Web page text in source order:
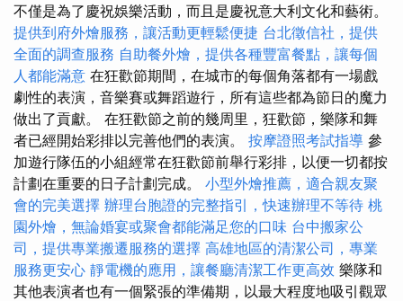
不僅是為了慶祝娛樂活動，而且是慶祝意大利文化和藝術。
提供到府外燴服務，讓活動更輕鬆便捷 台北徵信社，提供
全面的調查服務 自助餐外燴，提供各種豐富餐點，讓每個
人都能滿意 在狂歡節期間，在城市的每個角落都有一場戲
劇性的表演，音樂賽或舞蹈遊行，所有這些都為節日的魔力
做出了貢獻。 在狂歡節之前的幾周里，狂歡節，樂隊和舞
者已經開始彩排以完善他們的表演。 按摩證照考試指導 參
加遊行隊伍的小組經常在狂歡節前舉行彩排，以便一切都按
計劃在重要的日子計劃完成。 小型外燴推薦，適合親友聚
會的完美選擇 辦理台胞證的完整指引，快速辦理不等待 桃
園外燴，無論婚宴或聚會都能滿足您的口味 台中搬家公
司，提供專業搬遷服務的選擇 高雄地區的清潔公司，專業
服務更安心 靜電機的應用，讓餐廳清潔工作更高效 樂隊和
其他表演者也有一個緊張的準備期，以最大程度地吸引觀眾